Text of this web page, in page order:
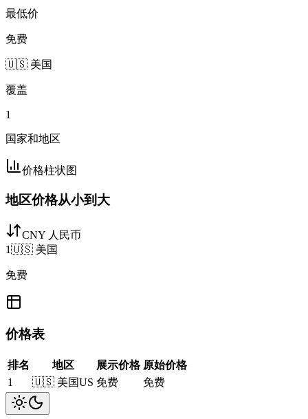
最低价
免费
🇺🇸 美国
覆盖
1
国家和地区
价格柱状图
地区价格从小到大
CNY 人民币
1🇺🇸 美国
免费
价格表
排名 地区 展示价格 原始价格
1
🇺🇸 美国US 免费 免费